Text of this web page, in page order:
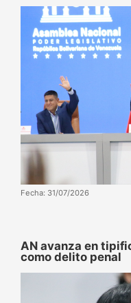
Fecha: 31/07/2026
AN avanza en
como delito penal